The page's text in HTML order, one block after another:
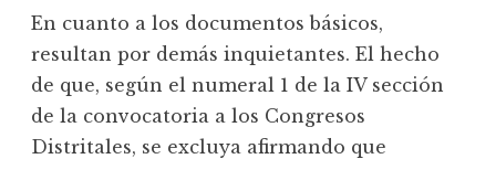
En cuanto a los documentos básicos,
resultan por demás inquietantes. El hecho
de que, según el numeral 1 de la IV sección
de la convocatoria a los Congresos
Distritales, se excluya afirmando que